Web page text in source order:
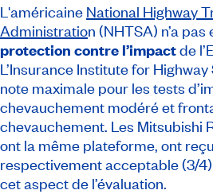
L'américaine National Highway
Administration (NHTSA) n’a
protection contre l’impactde
L’Insurance Institute for
note maximale pour les tests
chevauchement modéré et
chevauchement. Les Mitsubishi
ont la même plateforme, ont
respectivement acceptable (3/
cet aspect de l’évaluation.